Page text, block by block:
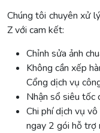
Chúng tôi chuyên xử
Z với cam kết:
Chỉnh sửa ảnh
Không cần xếp
Cổng dịch vụ
Nhận sổ siêu tốc
Chi phí dịch vụ
ngay 2 gói hỗ trợ